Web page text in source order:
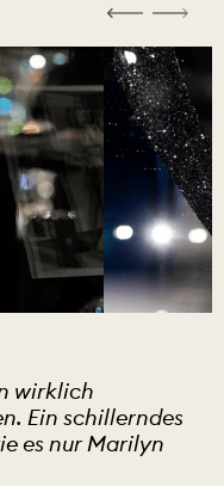
wirklich
Ein schillerndes
es nur Marilyn